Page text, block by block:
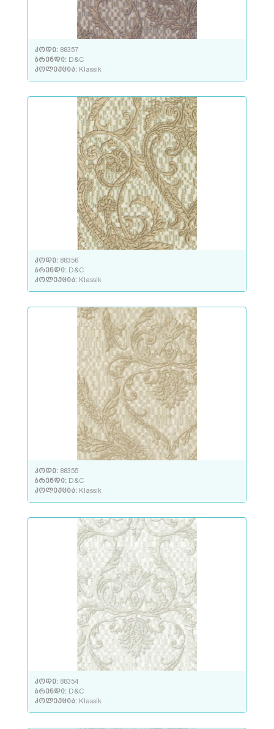
კოდი: 88357
ბრენდი: D&C
კოლექცია: Klassik
კოდი: 88356
ბრენდი: D&C
კოლექცია: Klassik
კოდი: 88355
ბრენდი: D&C
კოლექცია: Klassik
კოდი: 88354
ბრენდი: D&C
კოლექცია: Klassik